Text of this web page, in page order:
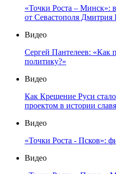
«Точки Роста – Минск»:
от Севастополя Дмитрия
Видео
Сергей Пантелеев: «Как
политику?»
Видео
Как Крещение Руси
проектом в истории
Видео
«Точки Роста - Псков»:
Видео